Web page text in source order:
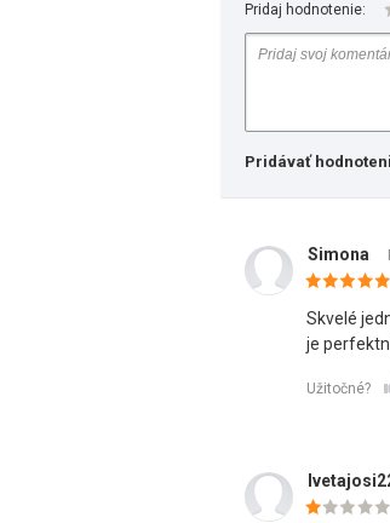
Pridaj hodnotenie:
Pridávať
Simona
Skvelé
je
Užitočné?